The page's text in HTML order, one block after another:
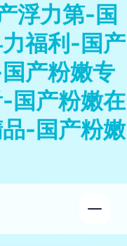
浮力第-国
福利-国产
产粉嫩专
国产粉嫩在
-国产粉嫩